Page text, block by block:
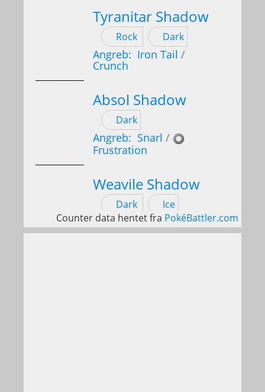
Tyranitar Shadow
Rock
Angreb: Iron Tail
Crunch
Absol Shadow
Dark
Angreb: Snarl/
Frustration
Weavile Shadow
Dark
Angreb: Ice Shard/
Counter data hentet fra PokéBattler.com